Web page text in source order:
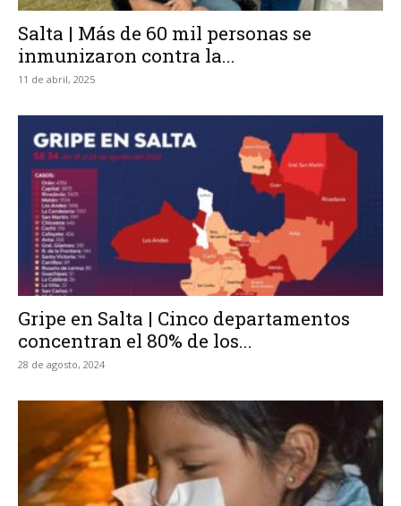
Salta | Más de 60 mil personas se
inmunizaron contra la...
11 de abril, 2025
Gripe en Salta | Cinco departamentos
concentran el 80% de los...
28 de agosto, 2024